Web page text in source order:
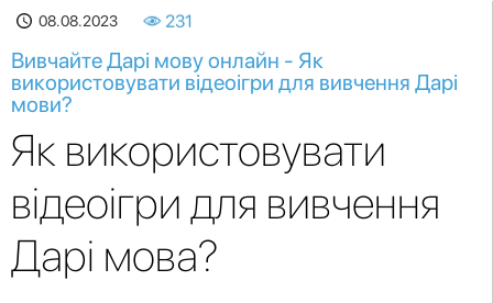
08.08.2023 231
Вивчайте Дарі мову онлайн - Як
використовувати відеоігри для вивчення Дарі
мови?
Як використовувати
відеоігри для вивчення
Дарі мова?